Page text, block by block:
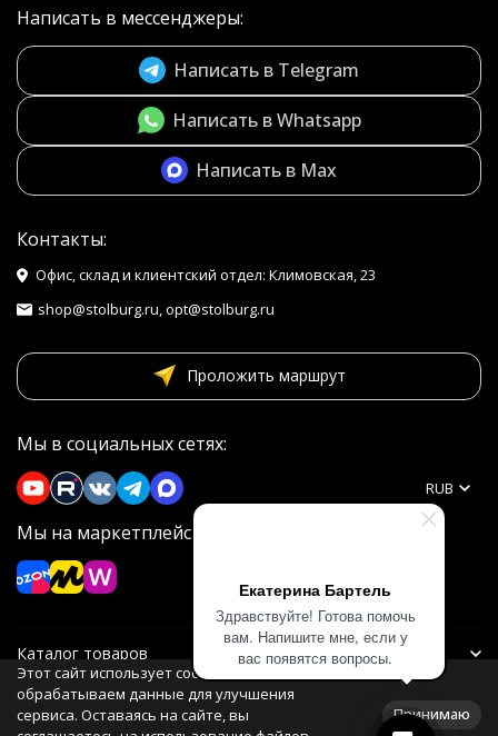
Екатерина Бартель
Здравствуйте! Готова помочь
вам. Напишите мне, если у
вас появятся вопросы.
Написать в мессенджеры:
Написать в Telegram
Написать в Whatsapp
Написать в Max
Контакты:
Офис, склад и клиентский отдел: Климовская, 23
shop@stolburg.ru, opt@stolburg.ru
Проложить маршрут
Мы в социальных сетях:
Мы на маркетплейсах
RUB
Каталог товаров
Информация
Этот сайт использует cookie. Мы
обрабатываем данные для улучшения
сервиса. Оставаясь на сайте, вы
Принимаю